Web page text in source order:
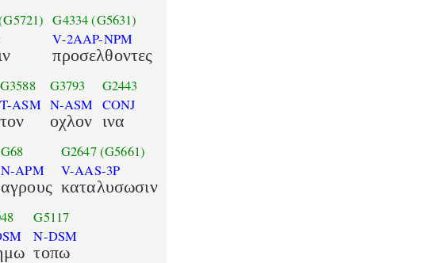
G4334(G5631)
V-2AAP-NPM
προσελθοντες
G3588
T-ASM
τον
G3793
N-ASM
οχλον
G2443
CONJ
ινα
G68
N-APM
αγρους
G2647(G5661)
V-AAS-3P
καταλυσωσιν
G5117
N-DSM
τοπω